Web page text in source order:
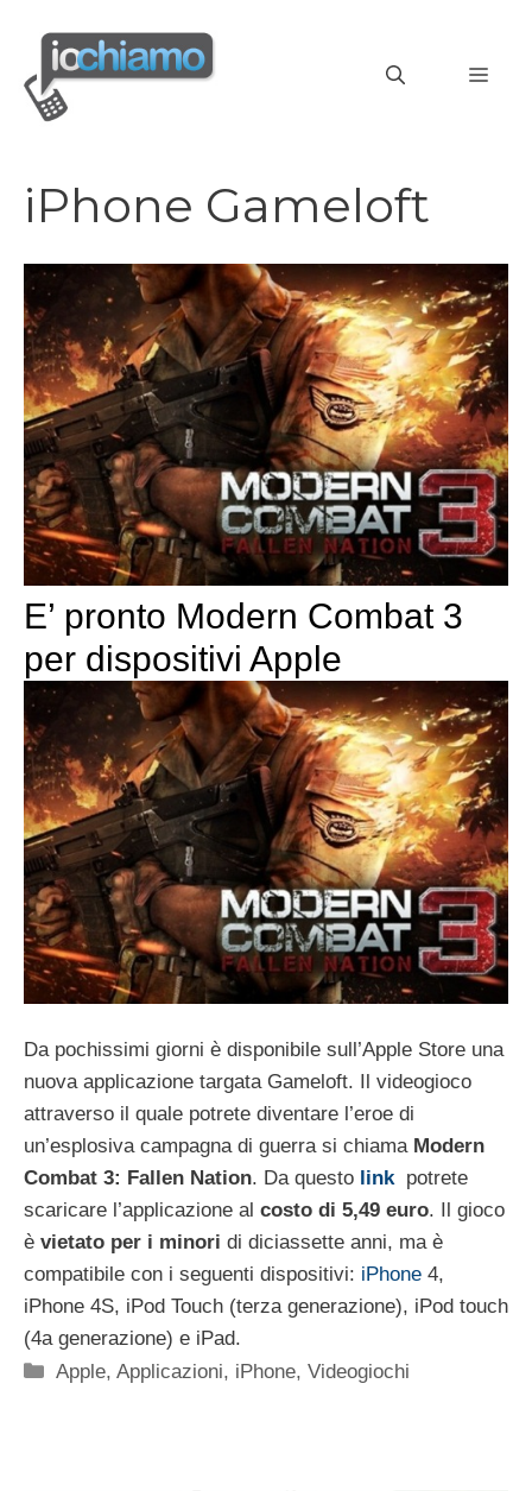
contenuto
iPhone Gameloft
E’ pronto Modern Combat 3
per dispositivi Apple
Da pochissimi giorni è disponibile sull’Apple Store una
nuova applicazione targata Gameloft. Il videogioco
attraverso il quale potrete diventare l’eroe di
un’esplosiva campagna di guerra si chiama Modern
Combat 3: Fallen Nation. Da questo link potrete
scaricare l’applicazione al costo di 5,49 euro. Il gioco
è vietato per i minori di diciassette anni, ma è
compatibile con i seguenti dispositivi: iPhone 4,
iPhone 4S, iPod Touch (terza generazione), iPod touch
(4a generazione) e iPad.
Categorie
Apple,Applicazioni, iPhone,Videogiochi